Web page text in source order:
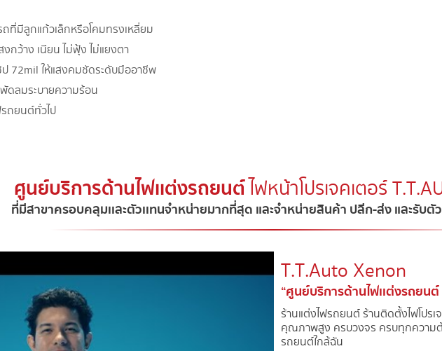
ถที่มีลูกแก้วเล็กหรือโคมทรงเหลี่ยม
งกว้าง เนียน ไม่ฟุ้ง ไม่แยงตา
72mil ให้แสงคมชัดระดับมืออาชีพ
ดลมระบายความร้อน
รถยนต์ทั่วไป
ศูนย์บริการด้านไฟเเต่งรถยนต์ไฟหน้าโปรเจคเตอร์
ที่มีสาขาครอบคลุมเเละตัวเเทนจำหน่ายมากที่สุด และจำหน่ายสินค้า ปลีก-ส่ง และรับ
T.T.Auto Xenon​
“ศูนย์บริการด้านไฟเเต่งรถยนต์
ร้านแต่งไฟรถยนต์์ ร้านติดตั้งไฟโปร
คุณภาพสูง ครบวงจร ครบทุกความ
รถยนต์ใกล้ฉัน